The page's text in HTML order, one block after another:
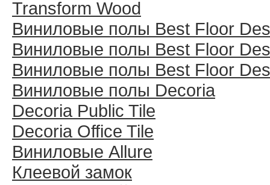
Transform Wood
Виниловые полы Best Floor
Виниловые полы Best Floor
Виниловые полы Best Floor
Виниловые полы Decoria
Decoria Public Tile
Decoria Office Tile
Виниловые Allure
Клеевой замок